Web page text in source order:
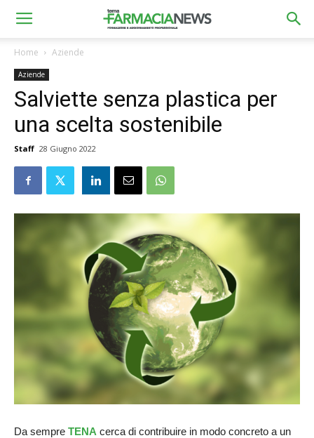
Home Aziende
Aziende
Salviette senza plastica per
una scelta sostenibile
Staff 28 Giugno 2022
Da sempre TENA cerca di contribuire in modo concreto a un